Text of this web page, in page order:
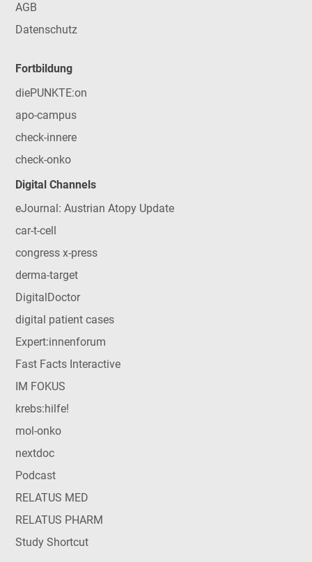
AGB
Datenschutz
Fortbildung
diePUNKTE:on
apo-campus
check-innere
check-onko
Digital Channels
eJournal: Austrian Atopy Update
car-t-cell
congress x-press
derma-target
DigitalDoctor
digital patient cases
Expert:innenforum
Fast Facts Interactive
IM FOKUS
krebs:hilfe!
mol-onko
nextdoc
Podcast
RELATUS MED
RELATUS PHARM
Study Shortcut